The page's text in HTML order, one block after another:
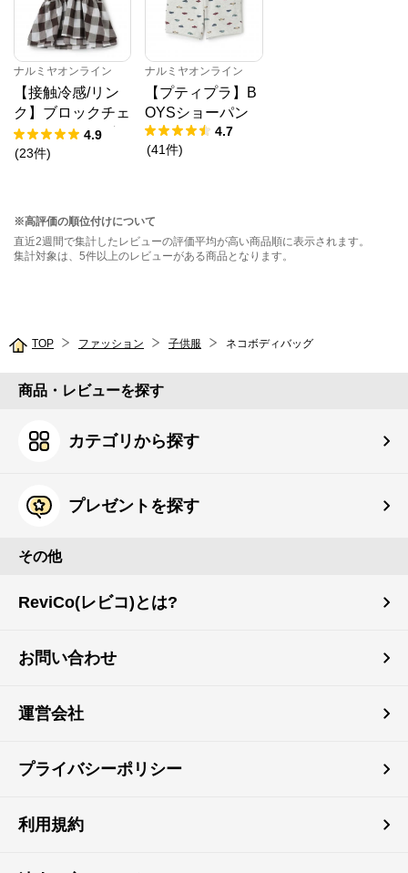
ナルミヤオンライン
【接触冷感/リン
ク】ブロックチェ
ックドッキングT
シャツ
4.9
(23件)
ナルミヤオンライン
【プティプラ】B
OYSショーパン
4.7
(41件)
※高評価の順位付けについて
直近2週間で集計したレビューの評価平均が高い商品順に表示されます。
集計対象は、5件以上のレビューがある商品となります。
TOP ファッション 子供服 ネコボディバッグ
商品・レビューを探す
カテゴリから探す
プレゼントを探す
その他
ReviCo(レビコ)とは?
お問い合わせ
運営会社
プライバシーポリシー
利用規約